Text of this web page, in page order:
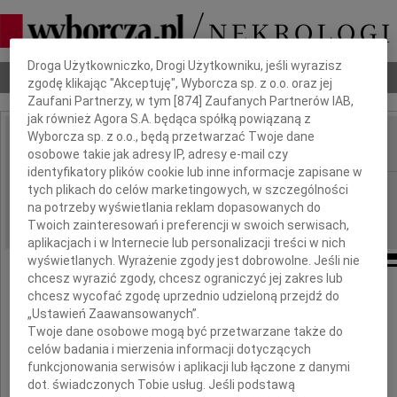
Nekrologi Odeszli Poradnik pogrzebowy
IMIĘ I NAZWISKO:
REGION: Warszawa
DATA EMISJI: 29.09.2009
Alku
Sylwio
Dbamy o Twoją prywatność
Droga Użytkowniczko, Drogi Użytkowniku, jeśli wyrazisz
zgodę klikając "Akceptuję", Wyborcza sp. z o.o. oraz jej
Zaufani Partnerzy, w tym [874 ] Zaufanych Partnerów IAB,
jak również Agora S.A. będąca spółką powiązaną z
Wyborcza sp. z o.o., będą przetwarzać Twoje dane
osobowe takie jak adresy IP, adresy e-mail czy
identyfikatory plików cookie lub inne informacje zapisane w
tych plikach do celów marketingowych, w szczególności
na potrzeby wyświetlania reklam dopasowanych do
Twoich zainteresowań i preferencji w swoich serwisach,
aplikacjach i w Internecie lub personalizacji treści w nich
wyświetlanych. Wyrażenie zgody jest dobrowolne. Jeśli nie
chcesz wyrazić zgody, chcesz ograniczyć jej zakres lub
chcesz wycofać zgodę uprzednio udzieloną przejdź do
„Ustawień Zaawansowanych”.
Twoje dane osobowe mogą być przetwarzane także do
celów badania i mierzenia informacji dotyczących
funkcjonowania serwisów i aplikacji lub łączone z danymi
dot. świadczonych Tobie usług. Jeśli podstawą